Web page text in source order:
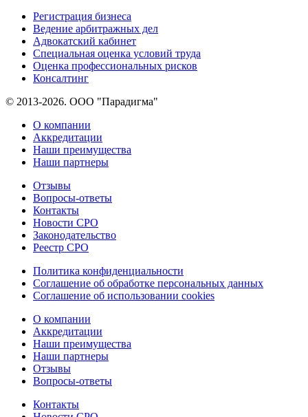
Регистрация бизнеса
Ведение арбитражных дел
Адвокатский кабинет
Специальная оценка условий труда
Оценка профессиональных рисков
Консалтинг
© 2013-2026. ООО "Парадигма"
О компании
Аккредитации
Наши преимущества
Наши партнеры
Отзывы
Вопросы-ответы
Контакты
Новости СРО
Законодательство
Реестр СРО
Политика конфиденциальности
Соглашение об обработке персональных данных
Соглашение об использовании cookies
О компании
Аккредитации
Наши преимущества
Наши партнеры
Отзывы
Вопросы-ответы
Контакты